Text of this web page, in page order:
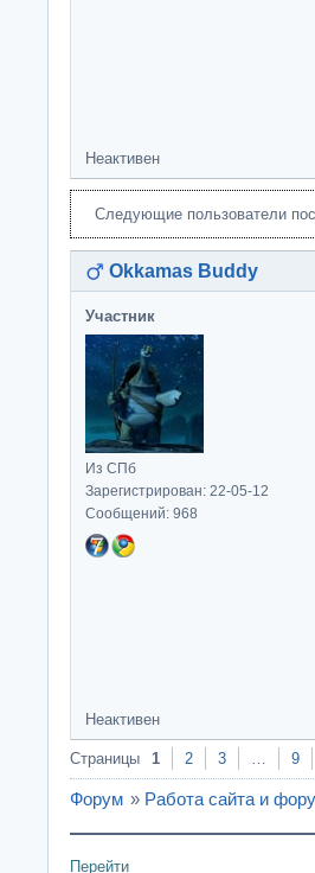
Неактивен
Следующие пользователи
Okkamas Buddy
Участник
Из СПб
Зарегистрирован: 22-05-12
Сообщений: 968
Неактивен
Страницы 1 2 3 … 9
Форум » Работа сайта и
Перейти